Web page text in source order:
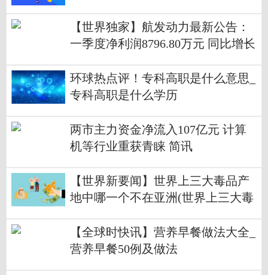
【世界独家】航发动力最新公告：
一季度净利润8796.80万元 同比增长
环球热点评！专科高职是什么意思_
专科高职是什么学历
两市主力资金净流入107亿元 计算
机等行业重获青睐 简讯
【世界新要闻】世界上三大毒品产
地中哪一个不在亚洲(世界上三大毒
【全球时快讯】营养早餐做法大全_
营养早餐50例及做法